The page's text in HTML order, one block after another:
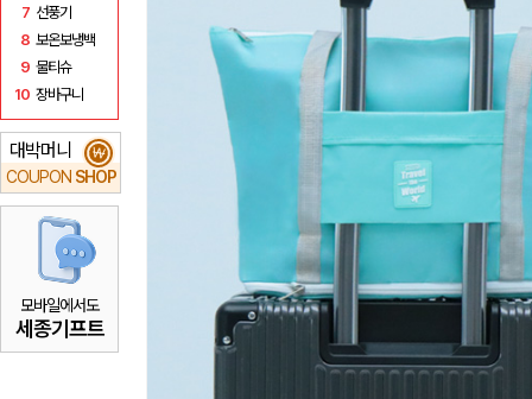
7 선풍기
8 보온보냉백
9 물티슈
10 장바구니
대박머니
COUPON SHOP
₩
모바일에서도
세종기프트